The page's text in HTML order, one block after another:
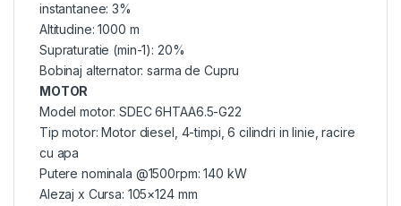
instantanee: 3%
Altitudine: 1000 m
Supraturatie (min-1): 20%
Bobinaj alternator: sarma de Cupru
MOTOR
Model motor: SDEC 6HTAA6.5-G22
Tip motor: Motor diesel, 4-timpi, 6 cilindri in linie, racire
cu apa
Putere nominala @1500rpm: 140 kW
Alezaj x Cursa: 105×124 mm